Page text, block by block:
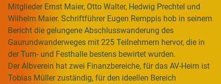
Mitglieder Ernst Maier, Otto Walter, Hedwig Prechtel und
Wilhelm Maier. Schriftführer Eugen Remppis hob in seinem
Bericht die gelungene Abschlusswanderung des
Gaurundwanderweges mit 225 Teilnehmern hervor, die in
der Turn- und Festhalle bestens bewirtet wurden.
Der Albverein hat zwei Finanzbereiche, für das AV-Heim ist
Tobias Müller zuständig, für den ideellen Bereich